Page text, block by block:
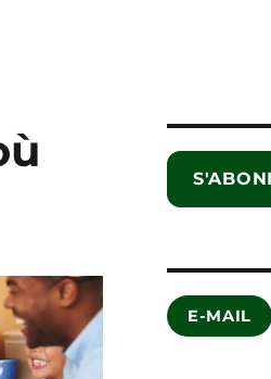
E-MAIL